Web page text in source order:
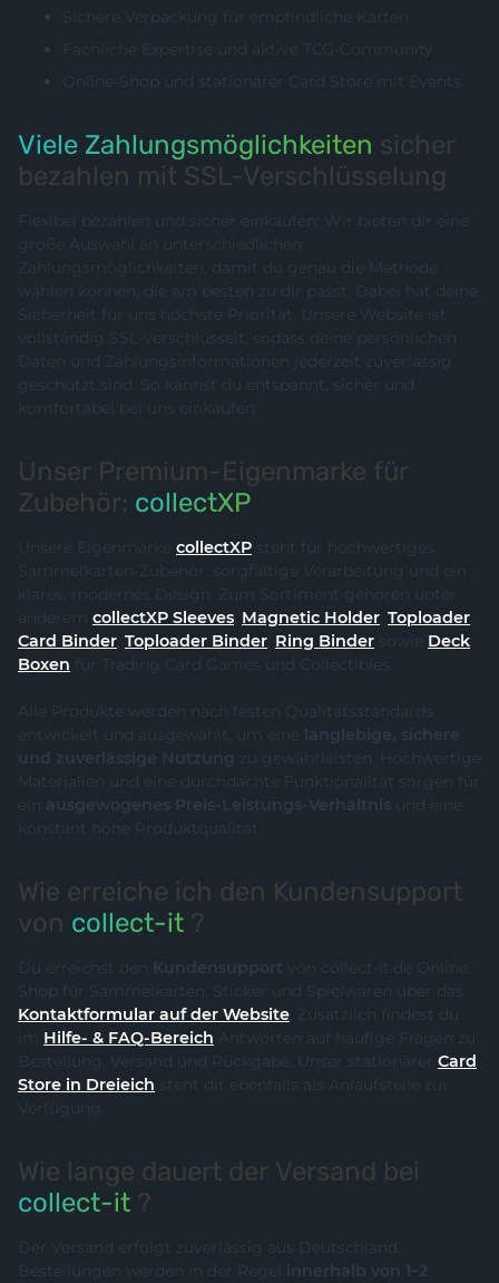
Sichere Verpackung für empfindliche Karten
Fachliche Expertise und aktive TCG-Community
Online-Shop und stationärer Card Store mit Events
Viele Zahlungsmöglichkeiten sicher
bezahlen mit SSL-Verschlüsselung
Flexibel bezahlen und sicher einkaufen: Wir bieten dir eine
große Auswahl an unterschiedlichen
Zahlungsmöglichkeiten, damit du genau die Methode
wählen können, die am besten zu dir passt. Dabei hat deine
Sicherheit für uns höchste Priorität. Unsere Website ist
vollständig SSL-verschlüsselt, sodass deine persönlichen
Daten und Zahlungsinformationen jederzeit zuverlässig
geschützt sind. So kannst du entspannt, sicher und
komfortabel bei uns einkaufen.
Unser Premium-Eigenmarke für
Zubehör: collectXP
Unsere Eigenmarke collectXP steht für hochwertiges
Sammelkarten-Zubehör, sorgfältige Verarbeitung und ein
klares, modernes Design. Zum Sortiment gehören unter
anderem collectXP Sleeves, Magnetic Holder, Toploader,
Card Binder, Toploader Binder, Ring Binder sowie Deck
Boxen für Trading Card Games und Collectibles.
Alle Produkte werden nach festen Qualitätsstandards
entwickelt und ausgewählt, um eine langlebige, sichere
und zuverlässige Nutzung zu gewährleisten. Hochwertige
Materialien und eine durchdachte Funktionalität sorgen für
ein ausgewogenes Preis-Leistungs-Verhältnis und eine
konstant hohe Produktqualität.
Wie erreiche ich den Kundensupport
von collect-it ?
Du erreichst den Kundensupport von collect-it.de Online
Shop für Sammelkarten, Sticker und Spielwaren über das
Kontaktformular auf der Website. Zusätzlich findest du
im Hilfe- & FAQ-Bereich Antworten auf häufige Fragen zu
Bestellung, Versand und Rückgabe. Unser stationärer Card
Store in Dreieich steht dir ebenfalls als Anlaufstelle zur
Verfügung.
Wie lange dauert der Versand bei
collect-it ?
Der Versand erfolgt zuverlässig aus Deutschland.
Bestellungen werden in der Regel innerhalb von 1–2